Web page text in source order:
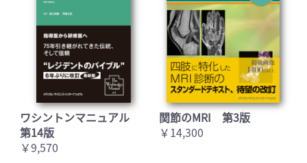
ワシントンマニュアル
第14版
￥9,570
関節のMRI 第3版
￥14,300